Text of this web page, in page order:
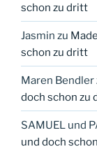
schon zu dritt
Jasmin zu
schon zu dritt
Maren Bendler
doch schon zu
SAMUEL und
und doch